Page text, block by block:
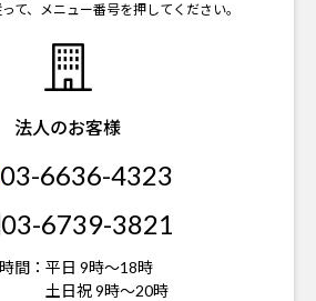
て、メニュー番号を押してください。
法人のお客様
03-6636-4323
03-6739-3821
間： 平日 9時～18時
土日祝 9時～20時